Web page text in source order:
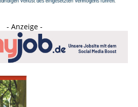
- Anzeige -